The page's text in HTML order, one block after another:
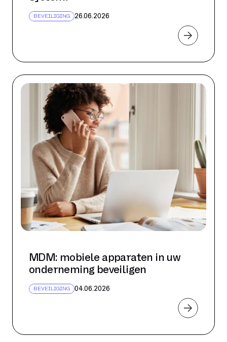
BEVEILIGING 26.06.2026
MDM: mobiele apparaten in uw
onderneming beveiligen
BEVEILIGING 04.06.2026